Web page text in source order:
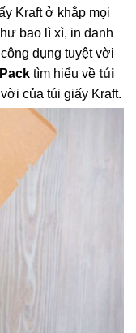
Kraft ở khắp mọi
bao lì xì, in danh
dụng tuyệt vời
tìm hiểu về túi
của túi giấy Kraft.